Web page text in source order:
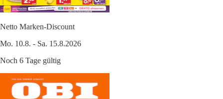
Netto Marken-Discount
Mo. 10.8. - Sa. 15.8.2026
Noch 6 Tage gültig